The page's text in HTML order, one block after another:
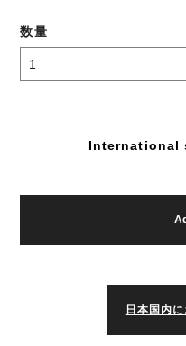
数量
International
日本国内